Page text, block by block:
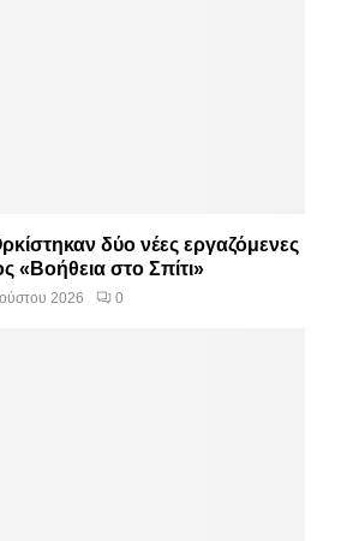
δύο νέες εργαζόμενες
«Βοήθεια στο Σπίτι»
2026 0